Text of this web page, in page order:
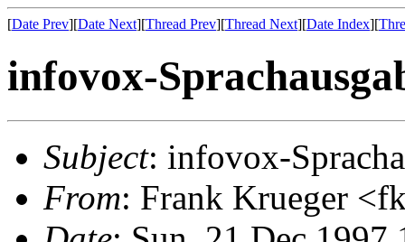
[Date Prev][Date Next][Thread Prev][Thread Next][Date Index][
infovox-
Subject: infovox-
From: Frank Krueger